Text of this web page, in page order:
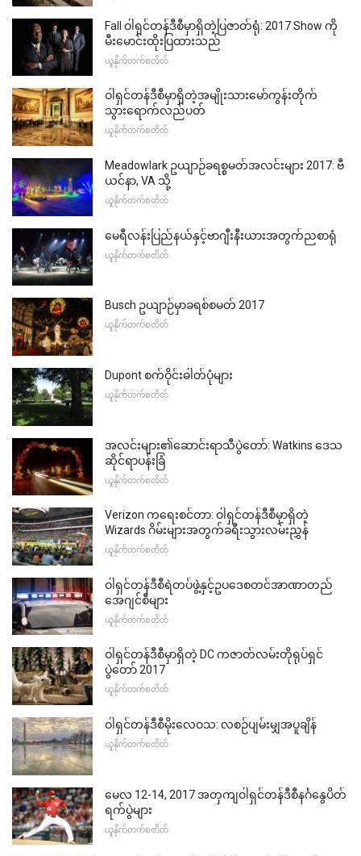
Fall ဝါရှင်တန်ဒီစီမှာရှိတဲ့ပြဇာတ်ရုံ: 2017 Show ကို
မီးမောင်းထိုးပြထားသည်
ယူနိုက်တက်စတိတ်
ဝါရှင်တန်ဒီစီမှာရှိတဲ့အမျိုးသားမော်ကွန်းတိုက်
သွားရောက်လည်ပတ်
ယူနိုက်တက်စတိတ်
Meadowlark ဥယျာဉ်ခရစ္စမတ်အလင်းများ 2017: ဗီ
ယင်နာ, VA သို့
ယူနိုက်တက်စတိတ်
မေရီလန်းပြည်နယ်နှင့်ဗာဂျီးနီးယားအတွက်ညစာရုံ
ယူနိုက်တက်စတိတ်
Busch ဥယျာဉ်မှာခရစ်စမတ် 2017
ယူနိုက်တက်စတိတ်
Dupont စက်ဝိုင်းဓါတ်ပုံများ
ယူနိုက်တက်စတိတ်
အလင်းများ၏ဆောင်းရာသီပွဲတော်: Watkins ဒေသ
ဆိုင်ရာပန်းခြံ
ယူနိုက်တက်စတိတ်
Verizon ကရေးစင်တာ: ဝါရှင်တန်ဒီစီမှာရှိတဲ့
Wizards ဂိမ်းများအတွက်ခရီးသွားလမ်းညွှန်
ယူနိုက်တက်စတိတ်
ဝါရှင်တန်ဒီစီရဲတပ်ဖွဲ့နှင့်ဥပဒေစတင်အာဏာတည်
အေဂျင်စီများ
ယူနိုက်တက်စတိတ်
ဝါရှင်တန်ဒီစီမှာရှိတဲ့ DC ကဇာတ်လမ်းတိုရုပ်ရှင်
ပွဲတော် 2017
ယူနိုက်တက်စတိတ်
ဝါရှင်တန်ဒီစီမိုးလေဝသ: လစဉ်ပျမ်းမျှအပူချိန်
ယူနိုက်တက်စတိတ်
မေလ 12-14, 2017 အတှကျဝါရှင်တန်ဒီစီနင်္ဂနွေပိတ်
ရက်ပွဲများ
ယူနိုက်တက်စတိတ်